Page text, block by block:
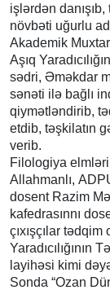
işlərdən
növbəti uğurlu
Akademik Muxtar
Aşıq
sədri, Əməkdar
sənəti ilə bağlı
qiymətləndirib,
etdib, təşkilatın
verib.
Filologiya
Allahmanlı,
dosent Razim
kafedrasınnı
çıxışçılar tədqim
layihəsi kimi
Sonda “Ozan